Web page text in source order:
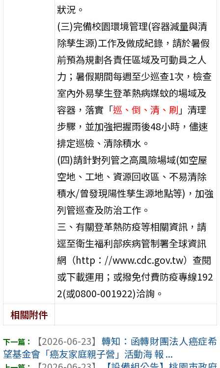
狀況。
(三)完備校園環境管理(容器減量與清
除孳生源)工作及做成紀錄，請於暑假
前預為規劃各責任區域及可動員之人
力；暑假期間每週至少巡查1次，檢查
室內外易孳生登革熱病媒蚊的場域及
容器，落實「巡、倒、清、刷 」清理
步驟，並加強把握雨後48小時，儘速
排定巡檢、清除積水。
(四)請針對列管之高風險場域(如空屋
空地、工地、資源回收區、不易清除
積水/曾發現陽性孳生源地點等)，加強
列管巡查及防治工作。
三、有關登革熱防疫等相關資訊，請
逕至衛生福利部疾病管制署全球資訊
網（http：//www.cdc.gov.tw）查閱
或下載運用；或撥免付費防疫專線192
2(或0800-001922)洽詢。
相關附件
【2026-06-23】 轉知：函轉財團法人癌症希
望基金會「癌友家庭親子營」活動海 報 ...